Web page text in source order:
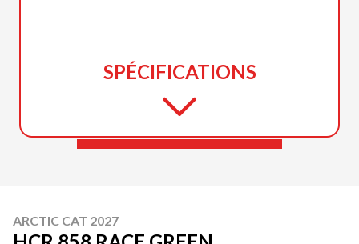
SPÉCIFICATIONS
ARCTIC CAT 2027